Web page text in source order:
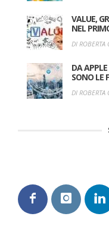
VALUE,
NEL
DI ROBERTA
DA
SONO LE
DI ROBERTA